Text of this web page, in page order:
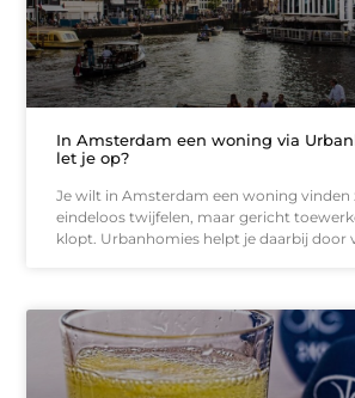
In Amsterdam een woning via
let je op?
Je wilt in Amsterdam een woning vinden
eindeloos twijfelen, maar gericht
klopt. Urbanhomies helpt je daarbij door